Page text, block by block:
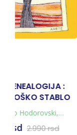
EKSPRES
Vajner
rsd 1.299 rsd